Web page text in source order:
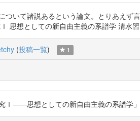
ついて諸説あるという論文。とりあえ
思想としての新自由主義の系譜学 清水
(投稿一覧) 1
Ⅰ――思想としての新自由主義の系譜学